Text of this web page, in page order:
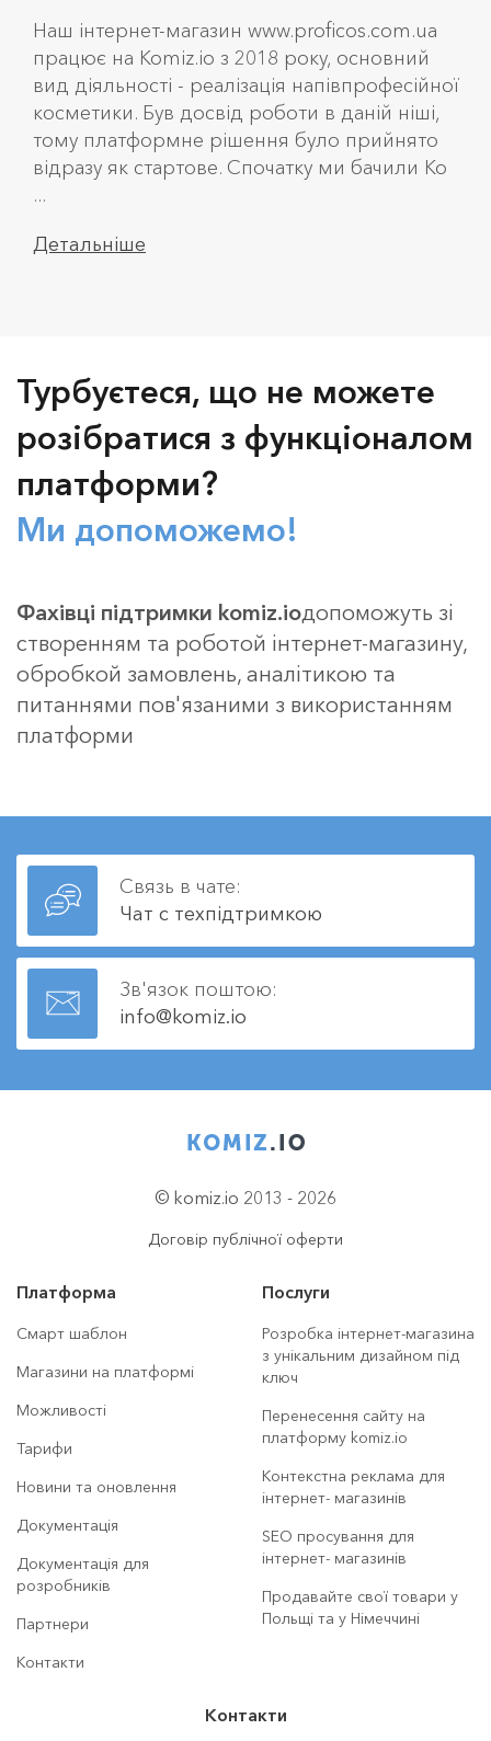
SHOWMARKET - інтернет-магазин звукової
електроніки. Проектування, обладнання,
сервіс та встановлення. Працюємо 10 років
на ринку України, дуже уважні до сервісу та
зручності. Розвиваємо наш проект на
платформі Komiz.io. Вибір зробили
зважаючи на наст ...
Детальніше
Наш інтернет-магазин www.proficos.com.ua
працює на Komiz.io з 2018 року, основний
вид діяльності - реалізація напівпрофесійної
косметики. Був досвід роботи в даній ніші,
тому платформне рішення було прийнято
відразу як стартове. Спочатку ми бачили Ko
...
Детальніше
Суші-бар, відкрилися в 2008 році, в 2018
запустили новий напрямок доставка. На
сьогодні через сайт реалізуємо замовлення
за напрямками доставки та самовивезення.
Шукали рішення розробки інтернет-
магазину, вибрали платформу Komiz.io. До
цього був мало ...
Детальніше
Турбуєтеся, що не можете
розібратися з функціоналом
платформи?
Ми допоможемо!
Фахівці підтримки komiz.ioдопоможуть зі
створенням та роботой інтернет-магазину,
обробкой замовлень, аналітикою та
питаннями пов'язаними з використанням
платформи
Связь в чате:
Чат с техпідтримкою
Зв'язок поштою:
info@komiz.io
© komiz.io 2013 - 2026
Договір публічної оферти
Платформа
Смарт шаблон
Магазини на платформі
Можливості
Тарифи
Новини та оновлення
Документація
Документація для
розробників
Партнери
Контакти
Послуги
Розробка інтернет-магазина
з унікальним дизайном під
ключ
Перенесення сайту на
платформу komiz.io
Контекстна реклама для
інтернет- магазинів
SEO просування для
інтернет- магазинів
Продавайте свої товари у
Польщі та у Німеччині
Контакти